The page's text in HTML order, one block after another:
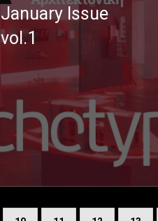
January Issue
vol.1